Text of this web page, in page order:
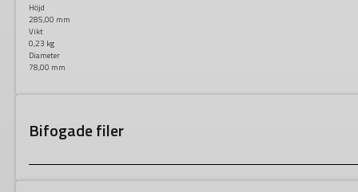
Höjd
285,00 mm
Vikt
0,23 kg
Diameter
78,00 mm
Bifogade filer